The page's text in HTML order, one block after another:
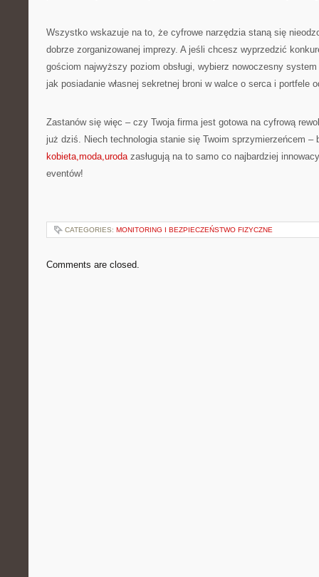
Wszystko wskazuje na to, że cyfrowe narzędzia staną się
dobrze zorganizowanej imprezy. A jeśli chcesz wyprzedzić
gościom najwyższy poziom obsługi, wybierz nowoczesny
jak posiadanie własnej sekretnej broni w walce o serca i portfele
Zastanów się więc – czy Twoja firma jest gotowa na cyfrową
już dziś. Niech technologia stanie się Twoim sprzymierzeńcem –
kobieta,moda,urodazasługują na to samo co najbardziej
eventów!
CATEGORIES: MONITORING I BEZPIECZEŃSTWO FIZYCZNE
Comments are closed.